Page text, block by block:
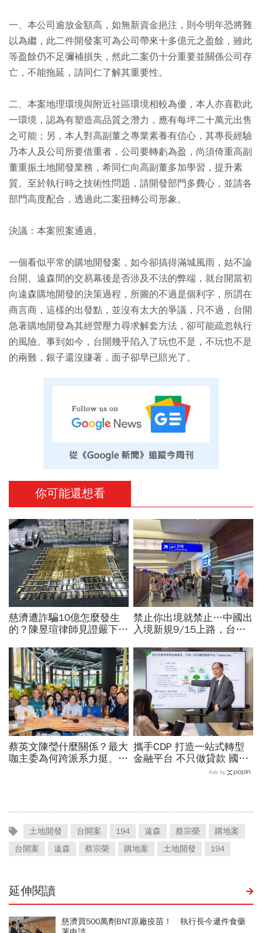
一、本公司逾放金額高，如無新資金挹注，則今明年恐將難
以為繼，此二件開發案可為公司帶來十多億元之盈餘，雖此
等盈餘仍不足彌補損失，然此二案仍十分重要並關係公司存
亡，不能拖延，請同仁了解其重要性。
二、本案地理環境與附近社區環境相較為優，本人亦喜歡此
一環境，認為有塑造高品質之潛力，應有每坪二十萬元出售
之可能；另，本人對高副董之專業素養有信心，其專長經驗
乃本人及公司所要借重者，公司要轉虧為盈，尚須倚重高副
董重振土地開發業務，希同仁向高副董多加學習，提升素
質。至於執行時之技術性問題，請開發部門多費心，並請各
部門高度配合，透過此二案扭轉公司形象。
決議：本案照案通過。
一個看似平常的購地開發案，如今卻搞得滿城風雨，姑不論
台開、遠森間的交易幕後是否涉及不法的弊端，就台開當初
向遠森購地開發的決策過程，所圖的不過是個利字，所謂在
商言商，這樣的出發點，並沒有太大的爭議，只不過，台開
急著購地開發為其經營壓力尋求解套方法，卻可能疏忽執行
的風險。事到如今，台開幾乎陷入了玩也不是，不玩也不是
的兩難，銀子還沒賺著，面子卻早已賠光了。
你可能還想看
慈濟遭詐騙10億怎麼發生
的？陳昱瑄律師見證嚴下跪
金，洗錢手法曝光…慈濟回
應了
禁止你出境就禁止…中國出
入境新規9/15上路，台灣
職業特別注意：前例在這
蔡英文陳瑩什麼關係？最大
咖主委為何跨派系力挺、連
攜手CDP 打造一站式轉型
金融平台 不只做貸款 國泰
世華化身減碳顧問Ads by
土地開發 台開案 194 遠森 蔡宗榮
購地案
台開案
遠森 蔡宗榮 購地案 土地開發 194
延伸閱讀
慈濟買500萬劑BNT原廠疫苗！ 執行長今遞件食藥